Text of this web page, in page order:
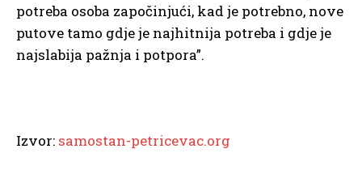
potreba osoba započinjući, kad je potrebno, nove
putove tamo gdje je najhitnija potreba i gdje je
najslabija pažnja i potpora”.
Izvor: samostan-petricevac.org